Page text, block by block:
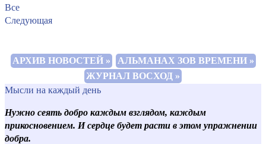
Все
Следующая
АРХИВ НОВОСТЕЙ »
АЛЬМАНАХ ЗОВ ВРЕМЕНИ »
ЖУРНАЛ ВОСХОД »
Мысли на каждый день
Нужно сеять добро каждым взглядом, каждым
прикосновением. И сердце будет расти в этом упражнении
добра.